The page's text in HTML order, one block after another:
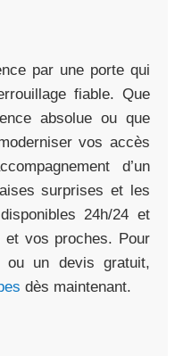
par une porte qui
fiable. Que
absolue ou que
vos accès
d’un
surprises et les
24h/24 et
vos proches. Pour
ou un devis gratuit,
dès maintenant.